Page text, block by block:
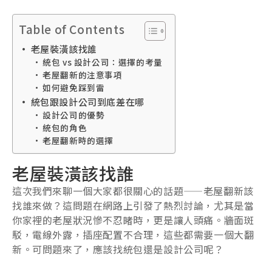
Table of Contents
老屋裝潢該找誰
統包 vs 設計公司：選擇的考量
老屋翻新的注意事項
如何避免踩到雷
統包跟設計公司到底差在哪
設計公司的優勢
統包的角色
老屋翻新時的選擇
老屋裝潢該找誰
這次我們來聊一個大家都很關心的話題——老屋翻新該
找誰來做？這問題在網路上引發了熱烈討論，尤其是當
你家裡的老屋狀況慘不忍睹時，更是讓人頭痛。牆面斑
駁，電線外露，插座配置不合理，這些都需要一個大翻
新。可問題來了，應該找統包還是設計公司呢？